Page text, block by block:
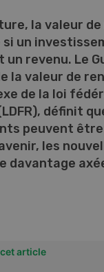
la valeur
si un
revenu. Le
la valeur de
de la loi
définit
peuvent
les
davantage
article